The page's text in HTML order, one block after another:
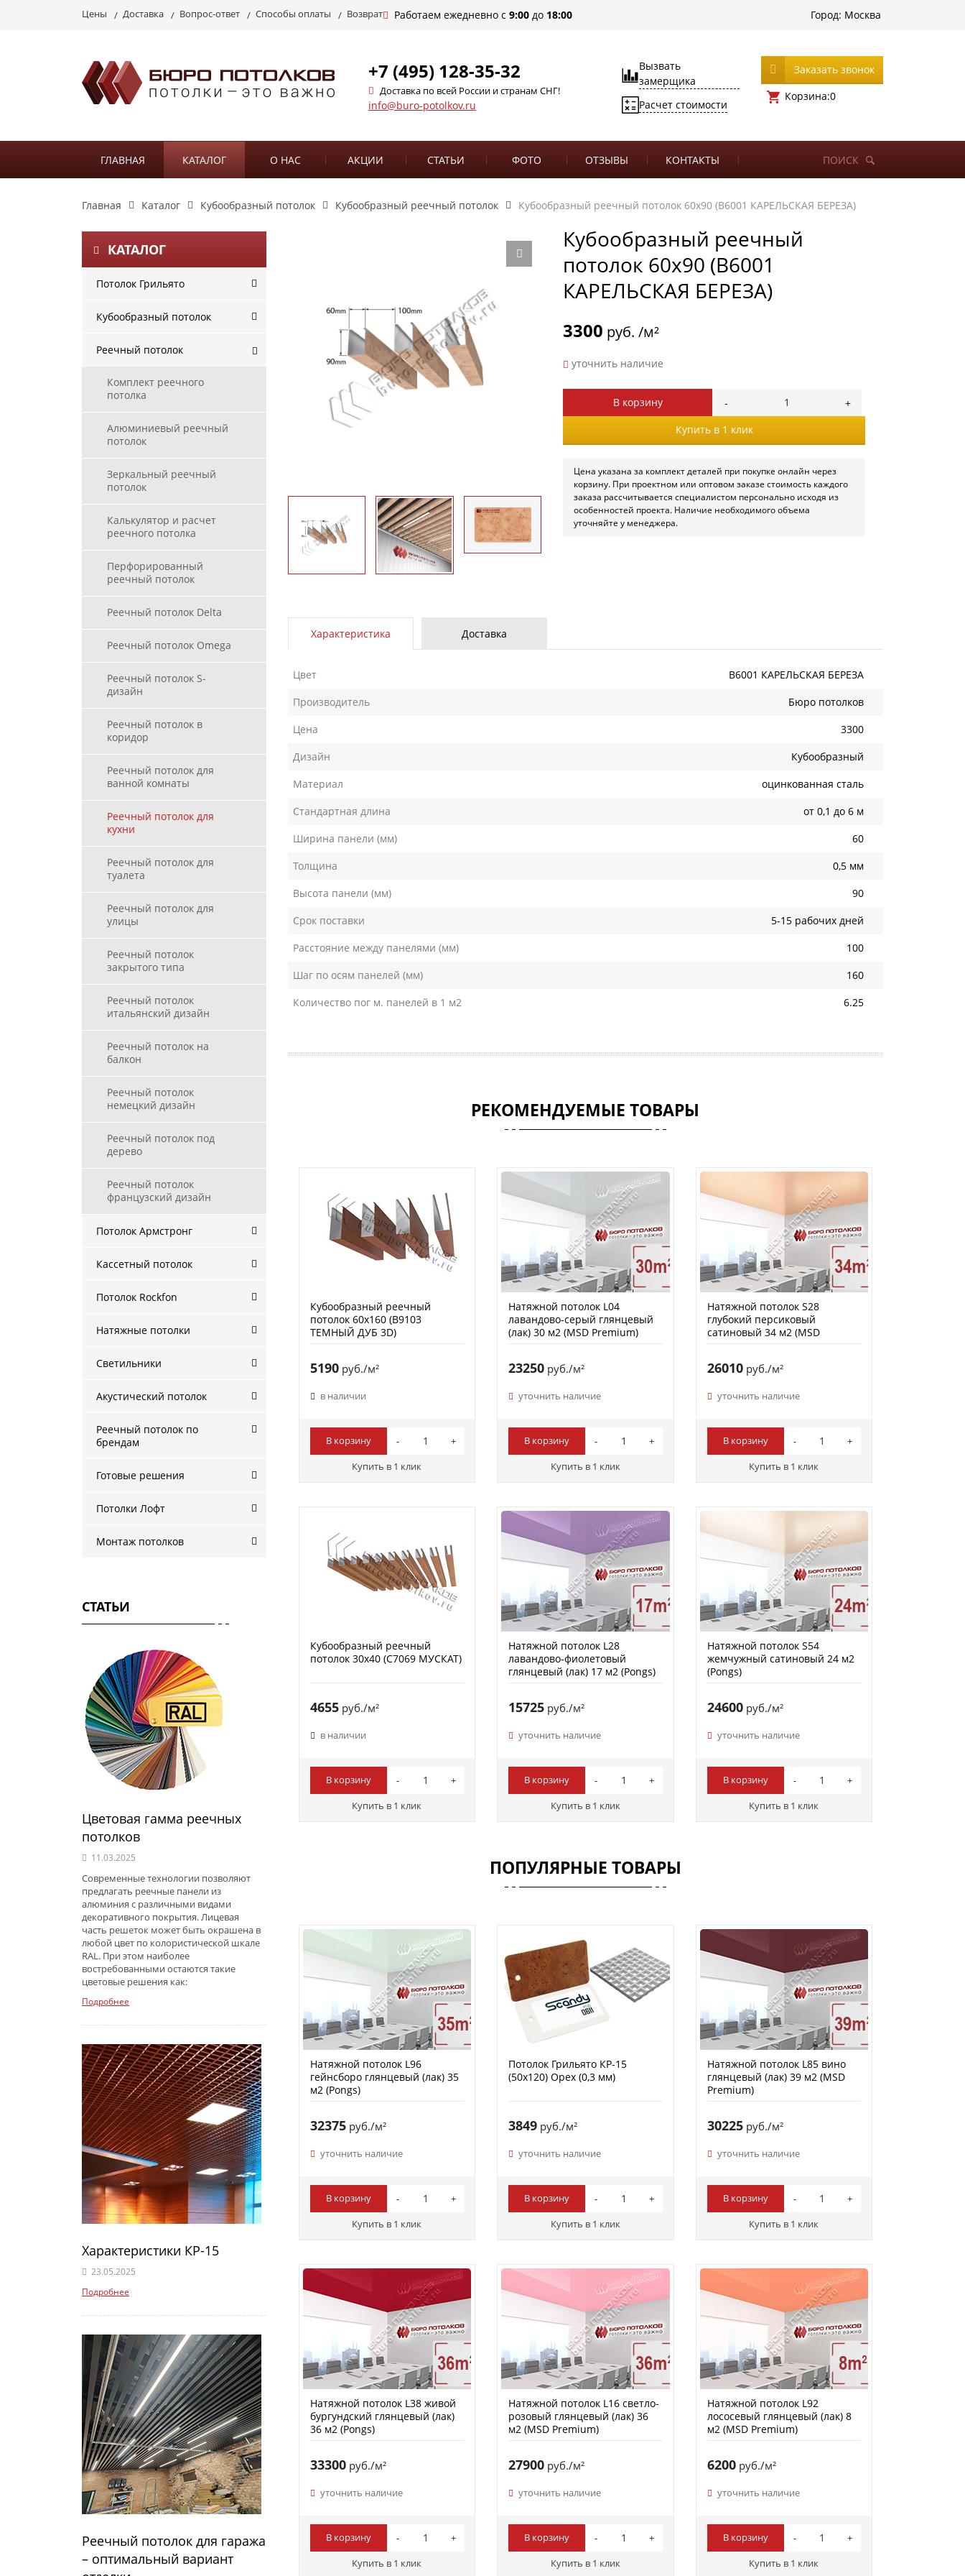
Работаем ежедневно с 9:00 до 18:00 Город: Москва
Цены Доставка Вопрос-ответ Способы оплаты Возврат
+7 (495) 128-35-32
Доставка по всей России и странам СНГ!
info@buro-potolkov.ru
Вызвать
замерщика
Расчет стоимости
Заказать звонок
Корзина:0
ГЛАВНАЯ КАТАЛОГ О НАС АКЦИИ СТАТЬИ ФОТО ОТЗЫВЫ КОНТАКТЫ ПОИСК
Главная Каталог Кубообразный потолок Кубообразный реечный потолок Кубообразный реечный потолок 60х90 (B6001 КАРЕЛЬСКАЯ БЕРЕЗА)
КАТАЛОГ
Потолок Грильято
Кубообразный потолок
Реечный потолок
Комплект реечного
потолка
Алюминиевый реечный
потолок
Зеркальный реечный
потолок
Калькулятор и расчет
реечного потолка
Перфорированный
реечный потолок
Реечный потолок Delta
Реечный потолок Omega
Реечный потолок S-
дизайн
Реечный потолок в
коридор
Реечный потолок для
ванной комнаты
Реечный потолок для
кухни
Реечный потолок для
туалета
Реечный потолок для
улицы
Реечный потолок
закрытого типа
Реечный потолок
итальянский дизайн
Реечный потолок на
балкон
Реечный потолок
немецкий дизайн
Реечный потолок под
дерево
Реечный потолок
французский дизайн
Потолок Армстронг
Кассетный потолок
Потолок Rockfon
Натяжные потолки
Светильники
Акустический потолок
Реечный потолок по
брендам
Готовые решения
Потолки Лофт
Монтаж потолков
СТАТЬИ
Цветовая гамма реечных
потолков
11.03.2025
Современные технологии позволяют
предлагать реечные панели из
алюминия с различными видами
декоративного покрытия. Лицевая
часть решеток может быть окрашена в
любой цвет по колористической шкале
RAL. При этом наиболее
востребованными остаются такие
цветовые решения как:
Подробнее
Характеристики КР-15
23.05.2025
Подробнее
Реечный потолок для гаража
– оптимальный вариант
Кубообразный реечный
потолок 60х90 (B6001
КАРЕЛЬСКАЯ БЕРЕЗА)
3300 руб. /м²
уточнить наличие
В корзину
Купить в 1 клик
Цена указана за комплект деталей при покупке онлайн через
корзину. При проектном или оптовом заказе стоимость каждого
заказа рассчитывается специалистом персонально исходя из
особенностей проекта. Наличие необходимого объема
уточняйте у менеджера.
Характеристика Доставка
Цвет
B6001 КАРЕЛЬСКАЯ БЕРЕЗА
Производитель
Бюро потолков
Цена
3300
Дизайн
Кубообразный
Материал
оцинкованная сталь
Стандартная длина
от 0,1 до 6 м
Ширина панели (мм)
60
Толщина
0,5 мм
Высота панели (мм)
90
Срок поставки
5-15 рабочих дней
Расстояние между панелями (мм)
100
Шаг по осям панелей (мм)
160
Количество пог м. панелей в 1 м2
6.25
РЕКОМЕНДУЕМЫЕ ТОВАРЫ
Кубообразный реечный
потолок 60х160 (B9103
ТЕМНЫЙ ДУБ 3D)
5190руб./м²
в наличии
В корзину
Купить в 1 клик
Натяжной потолок L04
лавандово-серый глянцевый
(лак) 30 м2 (MSD Premium)
23250 руб./м²
уточнить наличие
В корзину
Купить в 1 клик
Натяжной потолок S28
глубокий персиковый
сатиновый 34 м2 (MSD
26010руб./м²
уточнить наличие
В корзину
Купить в 1 клик
Кубообразный реечный
потолок 30х40 (C7069 МУСКАТ)
4655руб./м²
в наличии
В корзину
Купить в 1 клик
Натяжной потолок L28
лавандово-фиолетовый
глянцевый (лак) 17 м2 (Pongs)
15725 руб./м²
уточнить наличие
В корзину
Купить в 1 клик
Натяжной потолок S54
жемчужный сатиновый 24 м2
(Pongs)
24600руб./м²
уточнить наличие
В корзину
Купить в 1 клик
ПОПУЛЯРНЫЕ ТОВАРЫ
Натяжной потолок L96
гейнсборо глянцевый (лак) 35
м2 (Pongs)
32375руб./м²
уточнить наличие
В корзину
Купить в 1 клик
Потолок Грильято КР-15
(50х120) Орех (0,3 мм)
3849 руб./м²
уточнить наличие
В корзину
Купить в 1 клик
Натяжной потолок L85 вино
глянцевый (лак) 39 м2 (MSD
Premium)
30225руб./м²
уточнить наличие
В корзину
Купить в 1 клик
Натяжной потолок L38 живой
бургундский глянцевый (лак)
36 м2 (Pongs)
33300руб./м²
уточнить наличие
В корзину
Купить в 1 клик
Натяжной потолок L16 светло-
розовый глянцевый (лак) 36
м2 (MSD Premium)
27900 руб./м²
уточнить наличие
В корзину
Купить в 1 клик
Натяжной потолок L92
лососевый глянцевый (лак) 8
м2 (MSD Premium)
6200руб./м²
уточнить наличие
В корзину
Купить в 1 клик